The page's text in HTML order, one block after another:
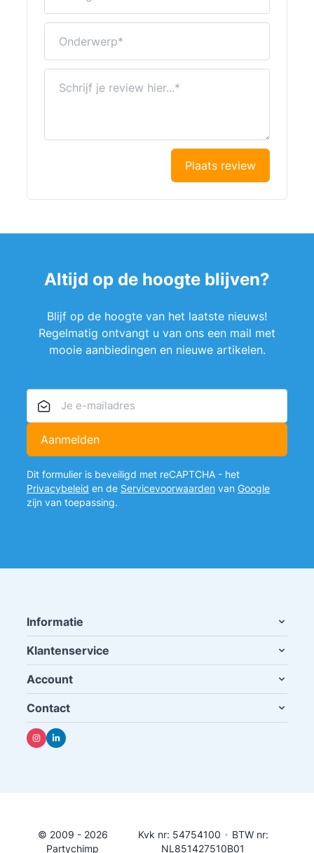
Plaats review
Altijd op de hoogte blijven?
Blijf op de hoogte van het laatste nieuws!
Regelmatig ontvangt u van ons een mail met
mooie aanbiedingen en nieuwe artikelen.
Aanmelden
Dit formulier is beveiligd met reCAPTCHA - het
Privacybeleid en de Servicevoorwaarden van Google
zijn van toepassing.
Informatie
Klantenservice
Account
Contact
© 2009 - 2026
Partychimp
Kvk nr: 54754100 • BTW nr:
NL851427510B01